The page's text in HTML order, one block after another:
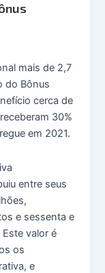
mais de 2,7
do Bônus
cerca de
30%
em 2021.
entre seus
e sessenta e
valor é
os
e